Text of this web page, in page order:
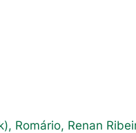
Romário, Renan